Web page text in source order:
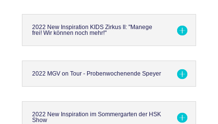
2022 New Inspiration KIDS Zirkus II: "Manege
frei! Wir können noch mehr!"
2022 MGV on Tour - Probenwochenende Speyer
2022 New Inspiration im Sommergarten der HSK
Show